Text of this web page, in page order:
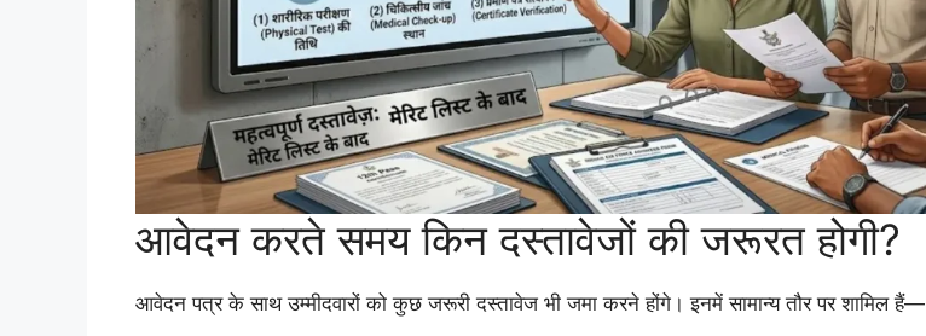
आवेदन करते समय किन दस्तावेजों की जरूरत होगी?
आवेदन पत्र के साथ उम्मीदवारों को कुछ जरूरी दस्तावेज भी जमा करने होंगे। इनमें सामान्य तौर पर शामिल हैं—